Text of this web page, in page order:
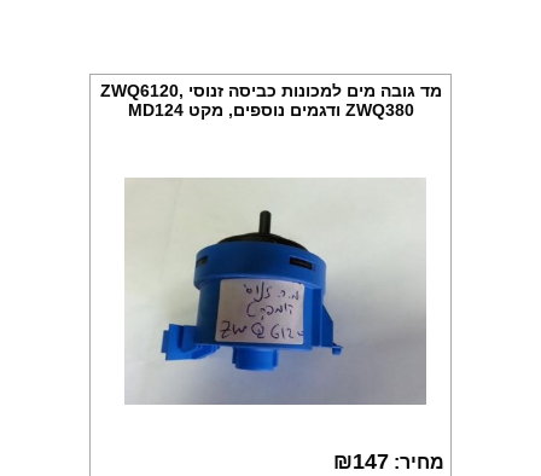
מד גובה מים למכונות כביסה זנוסי ZWQ6120,
ZWQ380 ודגמים נוספים, מקט MD124
מחיר: ₪147